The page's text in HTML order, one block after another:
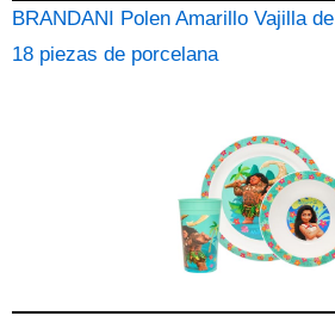
BRANDANI Polen Amarillo Vajilla de
18 piezas de porcelana